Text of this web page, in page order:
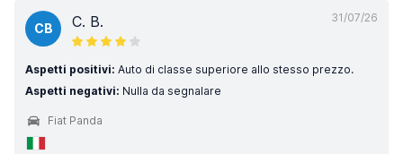
31/07/26
CB C. B.
Aspetti positivi: Auto di classe superiore allo stesso prezzo.
Aspetti negativi: Nulla da segnalare
Fiat Panda